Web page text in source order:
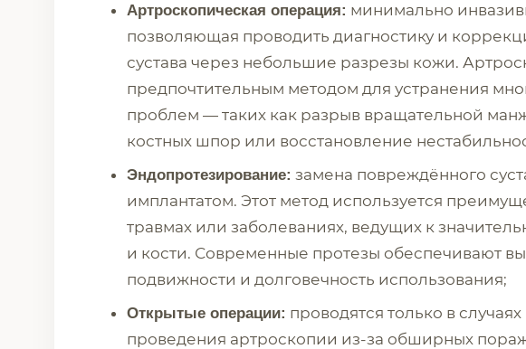
Артроскопическая операция: минимально
позволяющая проводить диагностику и
сустава через небольшие разрезы кожи.
предпочтительным методом для устранения
проблем — таких как разрыв вращательной
костных шпор или восстановление
Эндопротезирование: замена повреждённого
имплантатом. Этот метод используется
травмах или заболеваниях, ведущих к
и кости. Современные протезы обеспечивают
подвижности и долговечность использования;
Открытые операции: проводятся только в
проведения артроскопии из-за обширных